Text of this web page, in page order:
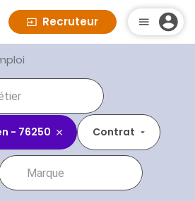
Recruteur
- 76250 Contrat